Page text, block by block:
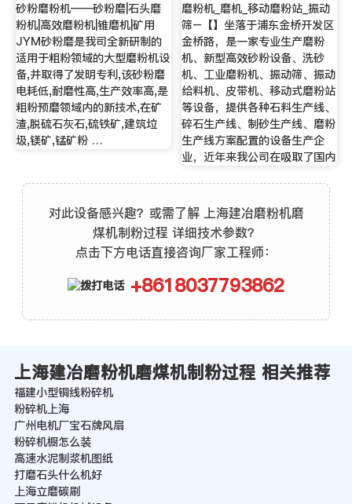
砂粉磨粉机——砂粉磨|石头磨
粉机|高效磨粉机|锥磨机|矿用
JYM砂粉磨是我司全新研制的
适用于粗粉领域的大型磨粉机设
备,并取得了发明专利,该砂粉磨
电耗低,耐磨性高,生产效率高,是
粗粉预磨领域内的新技术,在矿
渣,脱硫石灰石,硫铁矿,建筑垃
圾,镁矿,锰矿粉 …
磨粉机_磨机_移动磨粉站_振动
筛–【】坐落于浦东金桥开发区
金桥路，是一家专业生产磨粉
机、新型高效砂粉设备、洗砂
机、工业磨粉机、振动筛、振动
给料机、皮带机、移动式磨粉站
等设备，提供各种石料生产线、
碎石生产线、制砂生产线、磨粉
生产线方案配置的设备生产企
业，近年来我公司在吸取了国内
对此设备感兴趣？或需了解 上海建冶磨粉机磨
煤机制粉过程 详细技术参数？
点击下方电话直接咨询厂家工程师：
+8618037793862
上海建冶磨粉机磨煤机制粉过程 相关推荐
福建小型铜线粉碎机
粉碎机上海
广州电机厂宝石牌风扇
粉碎机橱怎么装
高速水泥制浆机图纸
打磨石头什么机好
上海立磨碳刷